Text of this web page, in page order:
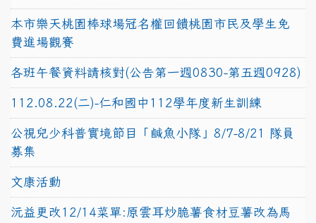
本市樂天桃園棒球場冠名權回饋桃園市民及學生免
費進場觀賽
各班午餐資料請核對(公告第一週0830-第五週0928)
112.08.22(二)-仁和國中112學年度新生訓練
公視兒少科普實境節目「鹹魚小隊」8/7-8/21 隊員
募集
文康活動
沅益更改12/14菜單:原雲耳炒脆薯食材豆薯改為馬